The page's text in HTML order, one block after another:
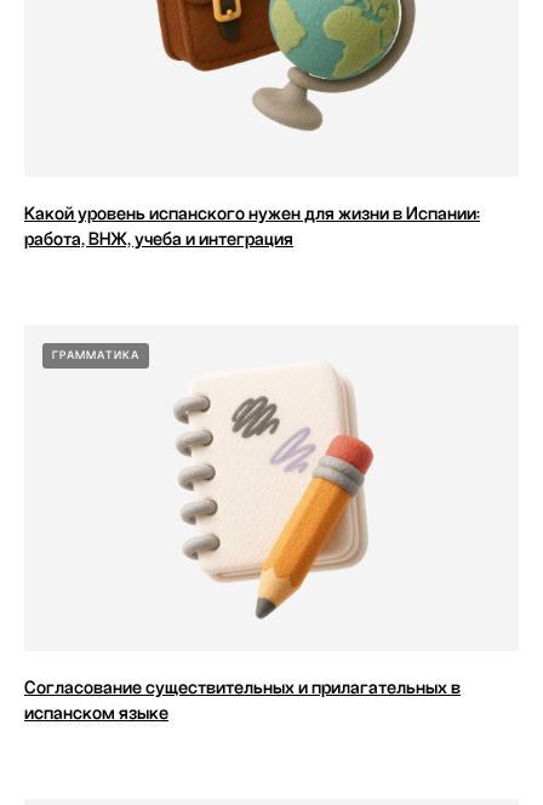
Какой уровень испанского нужен для жизни в Испании:
работа, ВНЖ, учеба и интеграция
ГРАММАТИКА
Согласование существительных и прилагательных в
испанском языке